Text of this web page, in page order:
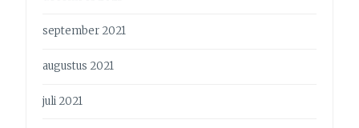
september 2021
augustus 2021
juli 2021